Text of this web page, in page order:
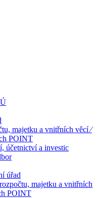
majetku a vnitřních věcí ⁄
POINT
účetnictví a investic
úřad
majetku a vnitřních
POINT